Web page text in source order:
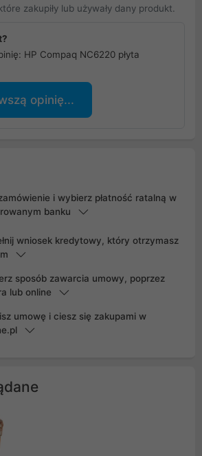
zakupiły lub używały dany produkt.
HP Compaq NC6220 płyta
opinię...
i wybierz płatność ratalną w
banku
wniosek kredytowy, który otrzymasz
sposób zawarcia umowy, poprzez
lub online
umowę i ciesz się zakupami w